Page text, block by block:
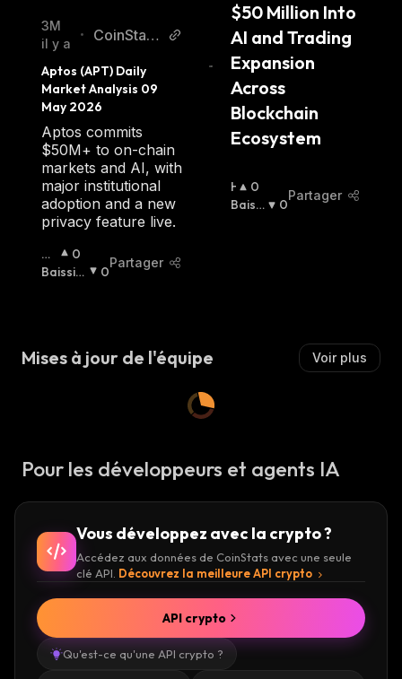
3M
il y a
•
CoinStats
s
Aptos (APT) Daily
Market Analysis 09
May 2026
Aptos commits
$50M+ to on-chain
markets and AI, with
major institutional
adoption and a new
privacy feature live.
H
Au
0
Baissie
0
Partager
$50 Million Into
AI and Trading
Expansion
Across
Blockchain
Ecosystem
H
A
0
Baissi
0
Partager
Mises à jour de l'équipe Voir plus
Pour les développeurs et agents IA
Vous développez avec la crypto ?
Accédez aux données de CoinStats avec une seule
clé API. Découvrez la meilleure API crypto
Qu'est-ce qu'une API crypto ?
API crypto